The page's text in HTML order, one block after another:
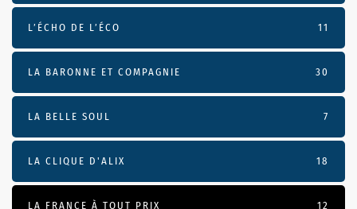
L’ÉCHO DE L’ÉCO 11
LA BARONNE ET COMPAGNIE 30
LA BELLE SOUL 7
LA CLIQUE D'ALIX 18
LA FRANCE À TOUT PRIX 12